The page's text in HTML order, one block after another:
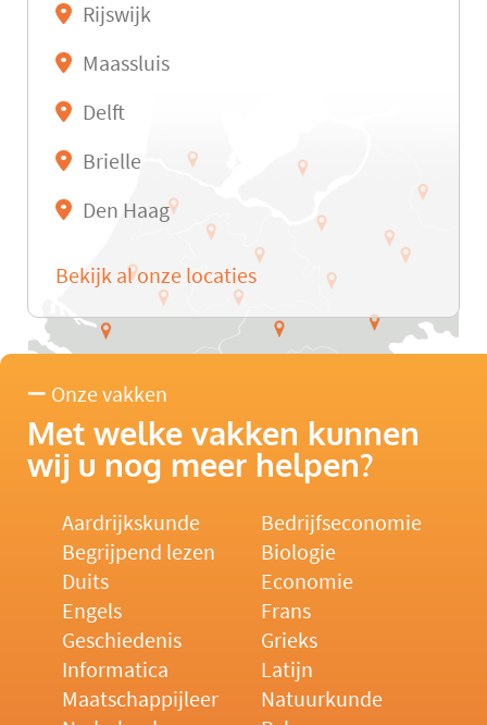
Rijswijk
Maassluis
Delft
Brielle
Den Haag
Bekijk al onze locaties
Onze vakken
Met welke vakken kunnen
wij u nog meer helpen?
Aardrijkskunde
Bedrijfseconomie
Begrijpend lezen
Biologie
Duits
Economie
Engels
Frans
Geschiedenis
Grieks
Informatica
Latijn
Maatschappijleer
Natuurkunde